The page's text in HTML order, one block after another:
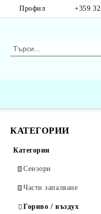
Профил +359
КАТЕГОРИИ
Категории
Сензори
Дебитомери
Датчици за
Части запалване
Запалителни
Гориво / въздух